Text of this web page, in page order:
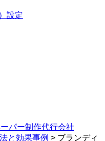
設定
パー制作代行会社
と効果事例 > ブランディ